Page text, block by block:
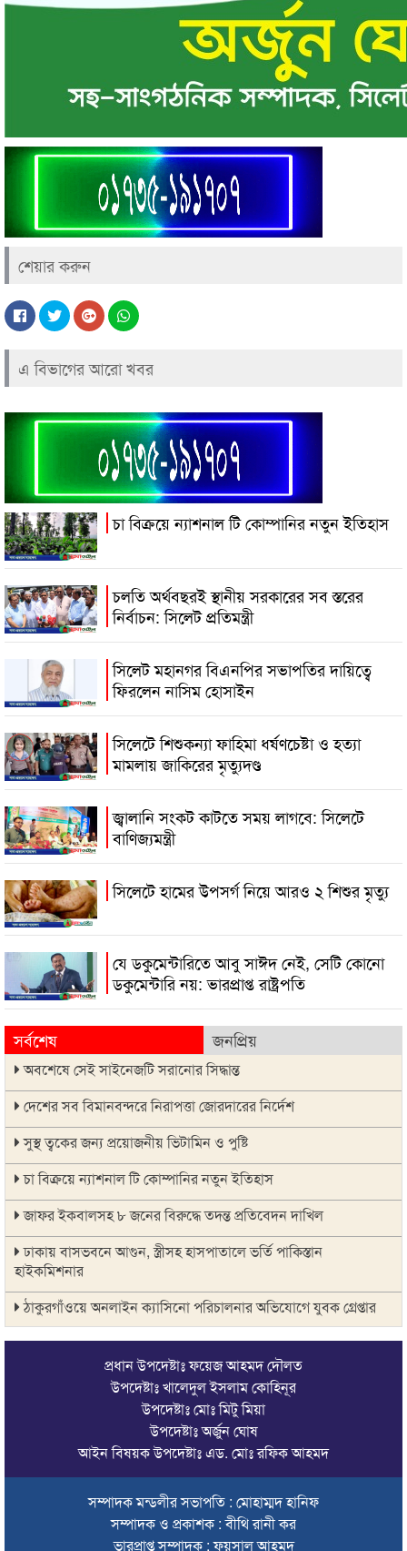
শেয়ার করুন
এ বিভাগের আরো খবর
চা বিক্রয়ে ন্যাশনাল টি কোম্পানির নতুন ইতিহাস
চলতি অর্থবছরই স্থানীয় সরকারের সব স্তরের
নির্বাচন: সিলেট প্রতিমন্ত্রী
সিলেট মহানগর বিএনপির সভাপতির দায়িত্বে
ফিরলেন নাসিম হোসাইন
সিলেটে শিশুকন্যা ফাহিমা ধর্ষণচেষ্টা ও হত্যা
মামলায় জাকিরের মৃত্যুদণ্ড
জ্বালানি সংকট কাটতে সময় লাগবে: সিলেটে
বাণিজ্যমন্ত্রী
সিলেটে হামের উপসর্গ নিয়ে আরও ২ শিশুর মৃত্যু
যে ডকুমেন্টারিতে আবু সাঈদ নেই, সেটি কোনো
ডকুমেন্টারি নয়: ভারপ্রাপ্ত রাষ্ট্রপতি
সর্বশেষ জনপ্রিয়
অবশেষে সেই সাইনেজটি সরানোর সিদ্ধান্ত
দেশের সব বিমানবন্দরে নিরাপত্তা জোরদারের নির্দেশ
সুস্থ ত্বকের জন্য প্রয়োজনীয় ভিটামিন ও পুষ্টি
চা বিক্রয়ে ন্যাশনাল টি কোম্পানির নতুন ইতিহাস
জাফর ইকবালসহ ৮ জনের বিরুদ্ধে তদন্ত প্রতিবেদন দাখিল
ঢাকায় বাসভবনে আগুন, স্ত্রীসহ হাসপাতালে ভর্তি পাকিস্তান
হাইকমিশনার
ঠাকুরগাঁওয়ে অনলাইন ক্যাসিনো পরিচালনার অভিযোগে যুবক গ্রেপ্তার
আবারও লোভার জব্দকৃত পাথর চুরি করে নিয়ে যাওয়া হচ্ছে আটগ্রামে
রাজনৈতিক নেতৃবৃন্দ ও সুধীজনদের সাথে কানাইঘাটের নবাগত
ইউএনও’র মতবিনিময়
চলতি অর্থবছরই স্থানীয় সরকারের সব স্তরের নির্বাচন: সিলেট প্রতিমন্ত্রী
সিলেটে হামের উপসর্গ নিয়ে আরও ২ শিশুর প্রাণহানি
সিলেটে শিশুকন্যা ফাহিমা ধর্ষণচেষ্টা ও হত্যা মামলায় জাকিরের মৃত্যুদণ্ড
প্রধান উপদেষ্টাঃ ফয়েজ আহমদ দৌলত
উপদেষ্টাঃ খালেদুল ইসলাম কোহিনূর
উপদেষ্টাঃ মোঃ মিটু মিয়া
উপদেষ্টাঃ অর্জুন ঘোষ
আইন বিষয়ক উপদেষ্টাঃ এড. মোঃ রফিক আহমদ
সম্পাদক মন্ডলীর সভাপতি : মোহাম্মদ হানিফ
সম্পাদক ও প্রকাশক : বীথি রানী কর
ভারপ্রাপ্ত সম্পাদক : ফয়সাল আহমদ